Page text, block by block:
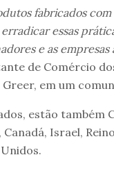
fabricados
essas
e as empresas
de Comércio
em um
estão também
Israel,